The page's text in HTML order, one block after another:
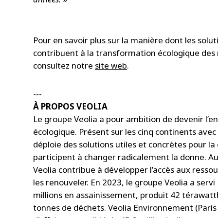
Pour en savoir plus sur la manière dont les
contribuent à la transformation écologique
consultez notre site web.
---
À PROPOS VEOLIA
Le groupe Veolia a pour ambition de devenir
écologique. Présent sur les cinq continents
déploie des solutions utiles et concrètes pour
participent à changer radicalement la donne.
Veolia contribue à développer l’accès aux
les renouveler. En 2023, le groupe Veolia a
millions en assainissement, produit 42
tonnes de déchets. Veolia Environnement